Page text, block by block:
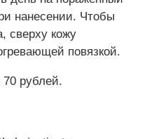
нанесении. Чтобы
сверху кожу
повязкой.
рублей.